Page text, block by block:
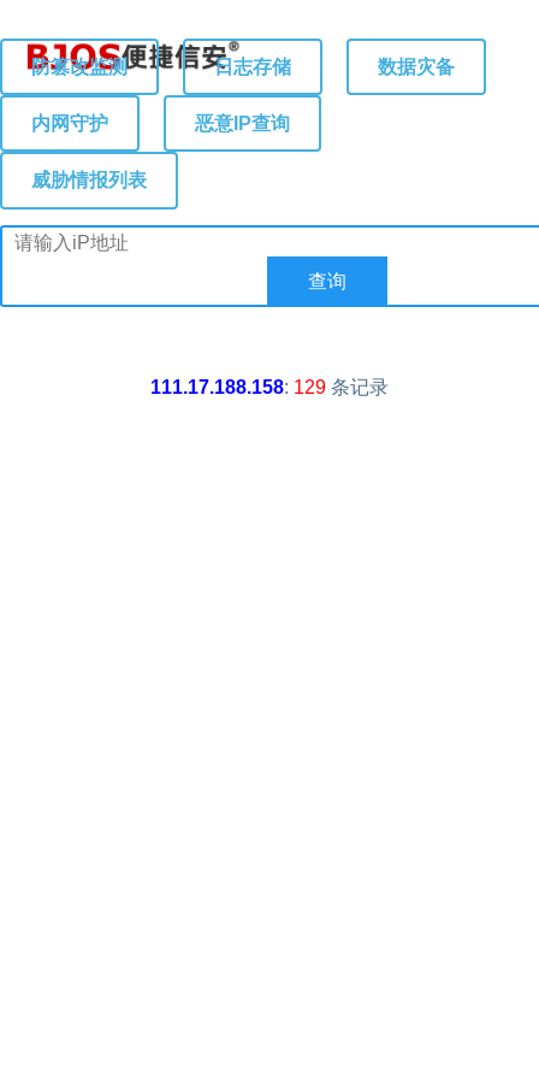
防篡改监测 日志存储 数据灾备
内网守护 恶意IP查询
威胁情报列表
111.17.188.158: 129 条记录